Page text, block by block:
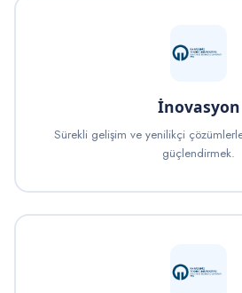
İnovasyon
Sürekli gelişim ve yenilikçi çözümlerle
güçlendirmek.